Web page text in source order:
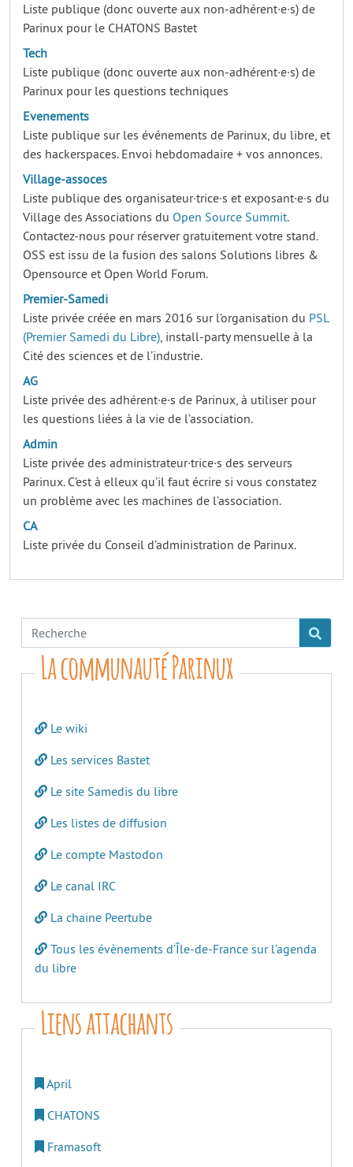
Liste publique (donc ouverte aux non-adhérent·e·s) de
Parinux pour le CHATONS Bastet
Tech
Liste publique (donc ouverte aux non-adhérent·e·s) de
Parinux pour les questions techniques
Evenements
Liste publique sur les événements de Parinux, du libre, et
des hackerspaces. Envoi hebdomadaire + vos annonces.
Village-assoces
Liste publique des organisateur·trice·s et exposant·e·s du
Village des Associations du Open Source Summit.
Contactez-nous pour réserver gratuitement votre stand.
OSS est issu de la fusion des salons Solutions libres &
Opensource et Open World Forum.
Premier-Samedi
Liste privée créée en mars 2016 sur l’organisation du PSL
(Premier Samedi du Libre), install-party mensuelle à la
Cité des sciences et de l’industrie.
AG
Liste privée des adhérent·e·s de Parinux, à utiliser pour
les questions liées à la vie de l’association.
Admin
Liste privée des administrateur·trice·s des serveurs
Parinux. C’est à elleux qu’il faut écrire si vous constatez
un problème avec les machines de l’association.
CA
Liste privée du Conseil d’administration de Parinux.
La communauté Parinux
Le wiki
Les services Bastet
Le site Samedis du libre
Les listes de diffusion
Le compte Mastodon
Le canal IRC
La chaine Peertube
Tous les évènements d’Île-de-France sur l’agenda
du libre
Liens attachants
April
CHATONS
Framasoft